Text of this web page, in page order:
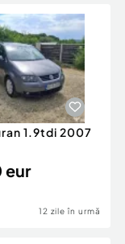
1.9tdi 2007
eur
12 zile în urmă